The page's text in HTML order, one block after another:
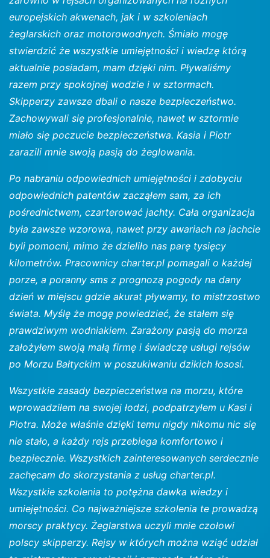
europejskich akwenach, jak i w szkoleniach
żeglarskich oraz motorowodnych. Śmiało mogę
stwierdzić że wszystkie umiejętności i wiedzę którą
aktualnie posiadam, mam dzięki nim. Pływaliśmy
razem przy spokojnej wodzie i w sztormach.
Skipperzy zawsze dbali o nasze bezpieczeństwo.
Zachowywali się profesjonalnie, nawet w sztormie
miało się poczucie bezpieczeństwa. Kasia i Piotr
zarazili mnie swoją pasją do żeglowania.
Po nabraniu odpowiednich umiejętności i zdobyciu
odpowiednich patentów zacząłem sam, za ich
pośrednictwem, czarterować jachty. Cała organizacja
była zawsze wzorowa, nawet przy awariach na jachcie
byli pomocni, mimo że dzieliło nas parę tysięcy
kilometrów. Pracownicy charter.pl pomagali o każdej
porze, a poranny sms z prognozą pogody na dany
dzień w miejscu gdzie akurat pływamy, to mistrzostwo
świata. Myślę że mogę powiedzieć, że stałem się
prawdziwym wodniakiem. Zarażony pasją do morza
założyłem swoją małą firmę i świadczę usługi rejsów
po Morzu Bałtyckim w poszukiwaniu dzikich łososi.
Wszystkie zasady bezpieczeństwa na morzu, które
wprowadziłem na swojej łodzi, podpatrzyłem u Kasi i
Piotra. Może właśnie dzięki temu nigdy nikomu nic się
nie stało, a każdy rejs przebiega komfortowo i
bezpiecznie. Wszystkich zainteresowanych serdecznie
zachęcam do skorzystania z usług charter.pl.
Wszystkie szkolenia to potężna dawka wiedzy i
umiejętności. Co najważniejsze szkolenia te prowadzą
morscy praktycy. Żeglarstwa uczyli mnie czołowi
polscy skipperzy. Rejsy w których można wziąć udział